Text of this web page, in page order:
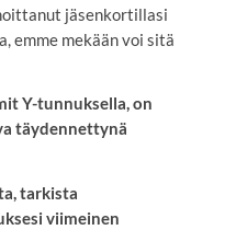
jäsenkortillasi
emme mekään voi sitä
Y-tunnuksella, on
täydennettynä
tarkista
viimeinen